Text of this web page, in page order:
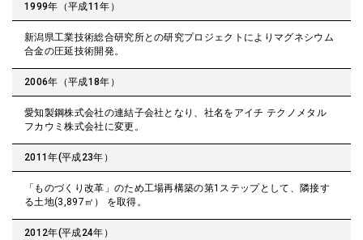
1999年（平成11年）
新潟県工業技術総合研究所との研究プロジェクトによりマグネシウム
合金の圧延技術開発。
2006年（平成18年）
愛知製鋼株式会社の連結子会社となり、社名をアイチ テクノメタル
フカウミ株式会社に変更。
2011年(平成23年）
「ものづくり改革」のため工場再構築の第1ステップとして、隣接す
る土地(3,897㎡） を取得。
2012年(平成24年）